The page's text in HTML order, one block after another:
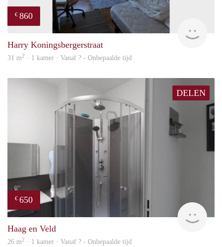
€ 860
Harry Koningsbergerstraat
31 m2 · 1 kamer · Vanaf ? - Onbepaalde tijd
DELEN
€ 650
Haag en Veld
26 m2 · 1 kamer · Vanaf ? - Onbepaalde tijd